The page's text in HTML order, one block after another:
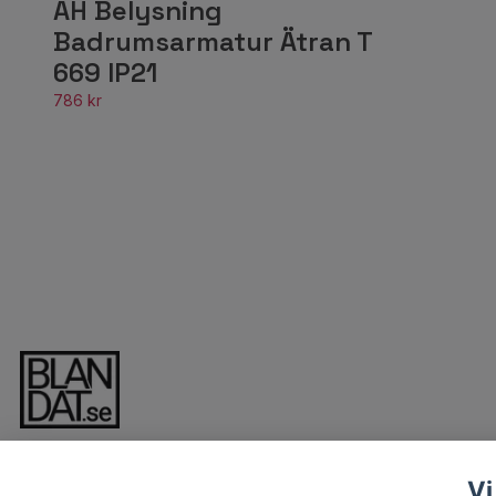
AH Belysning
Badrumsarmatur Ätran T
669 IP21
786 kr